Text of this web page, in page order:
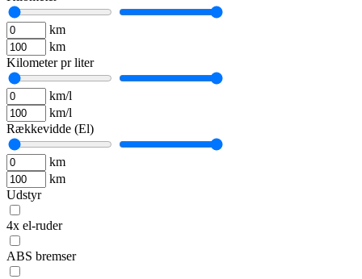
km
km
Kilometer pr liter
km/l
km/l
Rækkevidde (El)
km
km
Udstyr
4x el-ruder
ABS bremser